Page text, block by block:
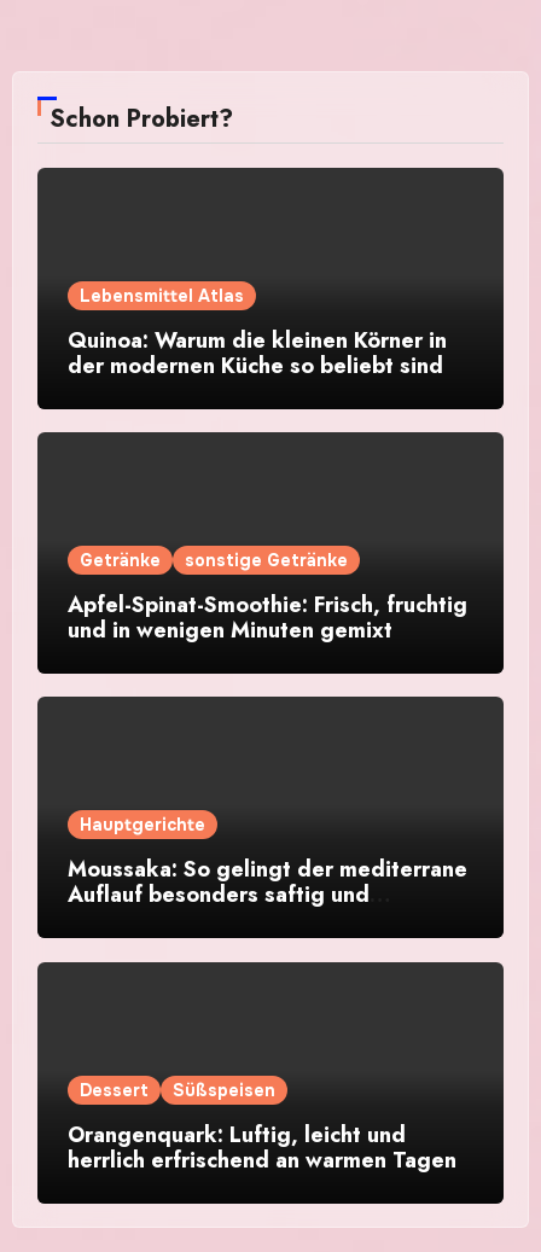
Schon Probiert?
Lebensmittel Atlas
Quinoa: Warum die kleinen Körner in
der modernen Küche so beliebt sind
Getränke sonstige Getränke
Apfel-Spinat-Smoothie: Frisch, fruchtig
und in wenigen Minuten gemixt
Hauptgerichte
Moussaka: So gelingt der mediterrane
Auflauf besonders saftig und
Dessert Süßspeisen
Orangenquark: Luftig, leicht und
herrlich erfrischend an warmen Tagen